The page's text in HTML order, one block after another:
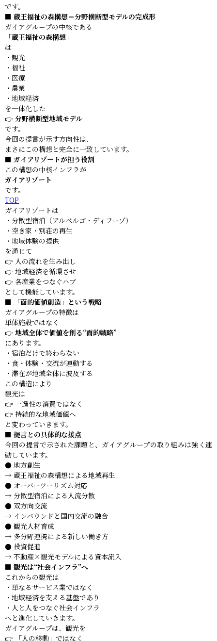
です。
■ 蔵王福祉の森構想＝分野横断型モデルの完成形
ガイアグループの中核である
「蔵王福祉の森構想」
は
・観光
・福祉
・医療
・農業
・地域経済
を一体化した
👉 分野横断型地域モデル
です。
今回の提言が示す方向性は、
まさにこの構想と完全に一致しています。
■ ガイアリゾートが担う役割
この構想の中核インフラが
ガイアリゾート
です。
TOP
ガイアリゾートは
・分散型宿泊（アルベルゴ・ディフーゾ）
・空き家・別荘の再生
・地域体験の提供
を通じて
👉 人の流れを生み出し
👉 地域経済を循環させ
👉 各産業をつなぐハブ
として機能しています。
■ 「面的価値創造」という戦略
ガイアグループの特徴は
単体施設ではなく
👉 地域全体で価値を創る“面的戦略”
にあります。
・宿泊だけで終わらない
・食・体験・交流が連動する
・滞在が地域全体に波及する
この構造により
観光は
👉 一過性の消費ではなく
👉 持続的な地域価値へ
と変わっていきます。
■ 提言との具体的な接点
今回の提言で示された課題と、ガイアグループの取り組みは強く連
動しています。
● 地方創生
→ 蔵王福祉の森構想による地域再生
● オーバーツーリズム対応
→ 分散型宿泊による人流分散
● 双方向交流
→ インバウンドと国内交流の融合
● 観光人材育成
→ 多分野連携による新しい働き方
● 投資促進
→ 不動産×観光モデルによる資本流入
■ 観光は“社会インフラ”へ
これからの観光は
・単なるサービス業ではなく
・地域経済を支える基盤であり
・人と人をつなぐ社会インフラ
へと進化していきます。
ガイアグループは、観光を
👉 「人の移動」ではなく